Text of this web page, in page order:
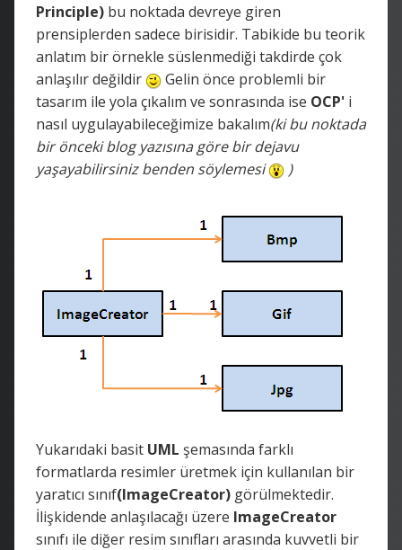
Principle) bu noktada devreye giren
prensiplerden sadece birisidir. Tabikide bu teorik
anlatım bir örnekle süslenmediği takdirde çok
anlaşılır değildir
Gelin önce problemli bir
tasarım ile yola çıkalım ve sonrasında ise OCP' i
nasıl uygulayabileceğimize bakalım(ki bu noktada
bir önceki blog yazısına göre bir dejavu
yaşayabilirsiniz benden söylemesi
)
Yukarıdaki basit UML şemasında farklı
formatlarda resimler üretmek için kullanılan bir
yaratıcı sınıf(ImageCreator) görülmektedir.
İlişkidende anlaşılacağı üzere ImageCreator
sınıfı ile diğer resim sınıfları arasında kuvvetli bir